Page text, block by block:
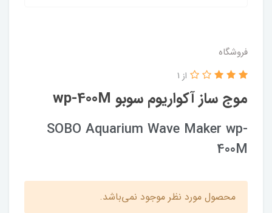
فروشگاه
موج ساز آکواریوم سوبو wp-400M
از 1
SOBO Aquarium Wave Maker wp-
400M
محصول مورد نظر موجود نمی‌باشد.